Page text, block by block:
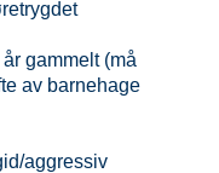
gammelt (må
av barnehage
aggressiv